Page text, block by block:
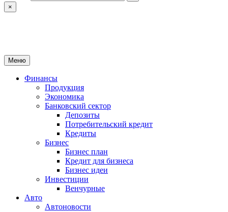
×
Меню
Финансы
Продукция
Экономика
Банковский сектор
Депозиты
Потребительский кредит
Кредиты
Бизнес
Бизнес план
Кредит для бизнеса
Бизнес идеи
Инвестиции
Венчурные
Авто
Автоновости